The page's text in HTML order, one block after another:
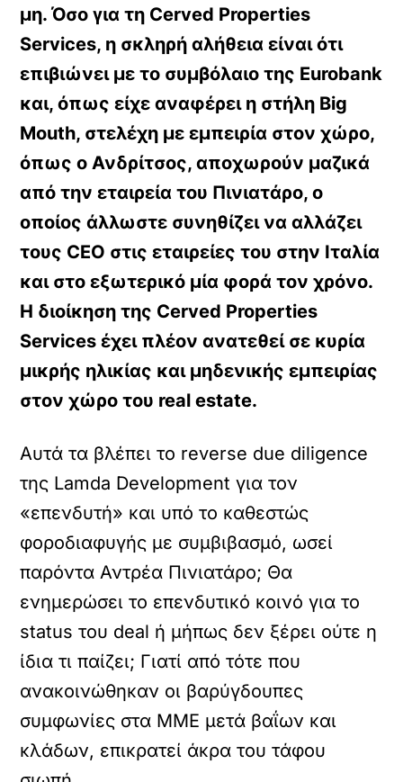
μη. Όσο για τη Cerved Properties
Services, η σκληρή αλήθεια είναι ότι
επιβιώνει με το συμβόλαιο της Eurobank
και, όπως είχε αναφέρει η στήλη Big
Mouth, στελέχη με εμπειρία στον χώρο,
όπως ο Ανδρίτσος, αποχωρούν μαζικά
από την εταιρεία του Πινιατάρο, ο
οποίος άλλωστε συνηθίζει να αλλάζει
τους CEO στις εταιρείες του στην Ιταλία
και στο εξωτερικό μία φορά τον χρόνο.
Η διοίκηση της Cerved Properties
Services έχει πλέον ανατεθεί σε κυρία
μικρής ηλικίας και μηδενικής εμπειρίας
στον χώρο του real estate.
Αυτά τα βλέπει το reverse due diligence
της Lamda Development για τον
«επενδυτή» και υπό το καθεστώς
φοροδιαφυγής με συμβιβασμό, ωσεί
παρόντα Αντρέα Πινιατάρο; Θα
ενημερώσει το επενδυτικό κοινό για το
status του deal ή μήπως δεν ξέρει ούτε η
ίδια τι παίζει; Γιατί από τότε που
ανακοινώθηκαν οι βαρύγδουπες
συμφωνίες στα ΜΜΕ μετά βαΐων και
κλάδων, επικρατεί άκρα του τάφου